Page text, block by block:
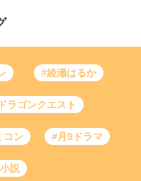
#綾瀬はるか
ラゴンクエスト
コン #月9ドラマ
説